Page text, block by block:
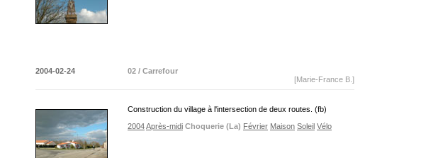
2004-02-24
02 / Carrefour
[Marie-France B.]
Construction du village à l'intersection de deux routes. (fb)
2004Après-midi Choquerie (La) Février Maison Soleil Vélo